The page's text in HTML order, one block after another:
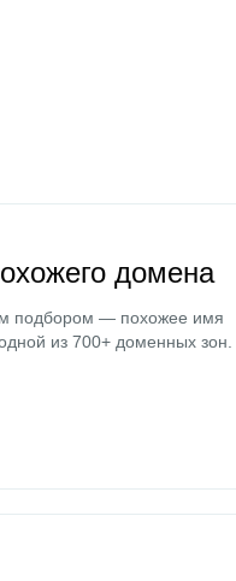
домена
подбором — похожее имя
из 700+ доменных зон.